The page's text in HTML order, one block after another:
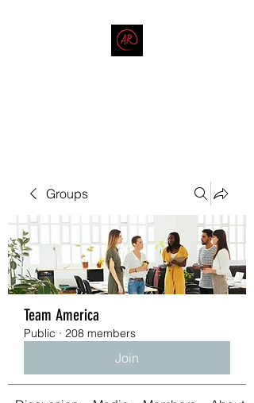
Groups
Team America
Public · 208 members
Join